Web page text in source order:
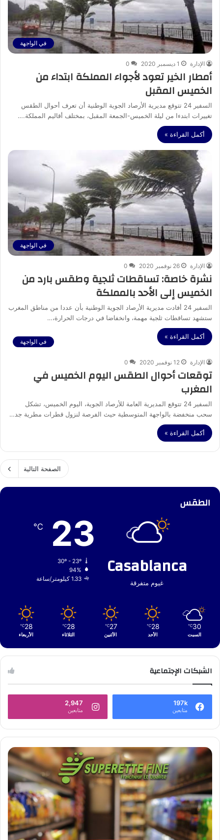
في الواجهة
الإدارة 1 ديسمبر 2020 0
أمطار الخير تعود لأجواء المملكة ابتداء من
الخميس المقبل
السفير 24 تتوقع مديرية الأرصاد الجوية الوطنية أن تعرف أحوال الطقس
تغييرات ابتدءا من ليلة الخميس-الجمعة المقبل، بمختلف أقاليم المملكة.…
أكمل القراءة »
في الواجهة
الإدارة 26 نوفمبر 2020 0
نشرة خاصة: تساقطات ثلجية وطقس بارد من
الخميس إلى الأحد بالمملكة
السفير 24 أفادت مديرية الأرصاد الجوية الوطنية بأن عددا من مناطق المغرب
ستشهد تساقطات ثلجية مهمة، وانخفاضا في درجات الحرارة،…
أكمل القراءة »
في الواجهة
الإدارة 12 نوفمبر 2020 0
توقعات أحوال الطقس اليوم الخميس في
المغرب
السفير 24 تتوقع المديرية العامة للأرصاد الجوية، اليوم الخميس، تشكل
سحب منخفضة بالواجهة المتوسطية حيث الفرصة لنزول قطرات مطرية جد…
أكمل القراءة »
الصفحة التالية
الطقس
Casablanca
غيوم متفرقة
23
℃
30º - 23º
94%
1.33 كيلومتر/ساعة
30
℃
السبت
28
℃
الأحد
27
℃
الأثنين
28
℃
الثلاثاء
28
℃
الأربعاء
الشبكات الإجتماعية
197k
متابعين
2,947
متابعين